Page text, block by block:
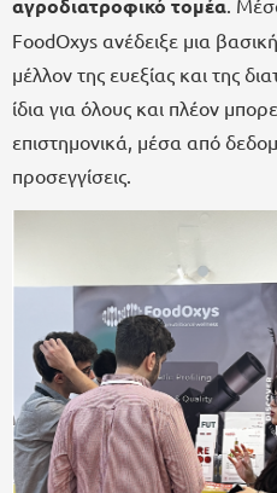
αγροδιατροφικό τομέα.
FoodOxys ανέδειξε μια
μέλλον της ευεξίας και της
ίδια για όλους και πλέον
επιστημονικά, μέσα από
προσεγγίσεις.